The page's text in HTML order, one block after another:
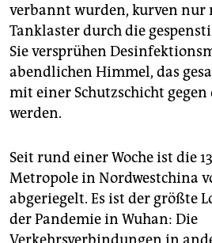
epaper login
verbannt wurden, kurven nur
Tanklaster durch die
Sie versprühen
abendlichen Himmel, das
mit einer Schutzschicht gegen
werden.
Seit rund einer Woche ist die
Metropole in Nordwestchina
abgeriegelt. Es ist der größte
der Pandemie in Wuhan: Die